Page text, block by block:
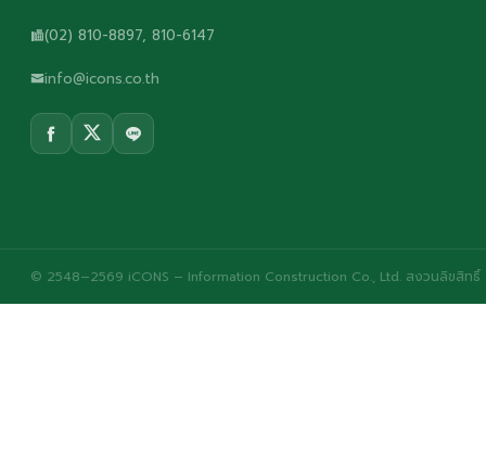
(02) 810-8897, 810-6147
info@icons.co.th
© 2548–2569 iCONS – Information Construction Co., Ltd. สงวนลิขสิทธิ์